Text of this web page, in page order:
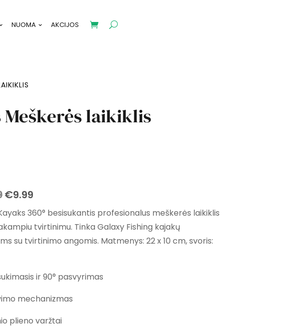
NUOMA AKCIJOS
Meškerės laikiklis
Original
price
was:
€14.99.
€9.99Current
price
is:
€9.99.
360° besisukantis profesionalus meškerės laikiklis
tvirtinimu. Tinka Galaxy Fishing kajakų
su tvirtinimo angomis. Matmenys: 22 x 10 cm, svoris:
ir 90° pasvyrimas
mechanizmas
plieno varžtai